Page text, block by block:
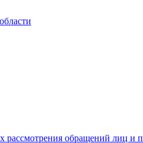
рассмотрения обращений лиц и